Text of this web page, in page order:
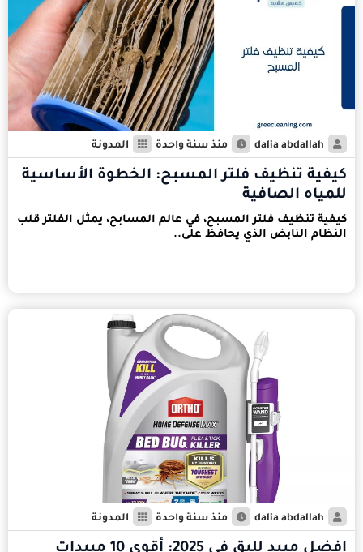
dalia abdallah منذ سنة واحدة المدونة
كيفية تنظيف فلتر المسبح: الخطوة الأساسية
للمياه الصافية
كيفية تنظيف فلتر المسبح، في عالم المسابح، يمثل الفلتر قلب
النظام النابض الذي يحافظ على..
dalia abdallah منذ سنة واحدة المدونة
افضل مبيد للبق في 2025: أقوى 10 مبيدات